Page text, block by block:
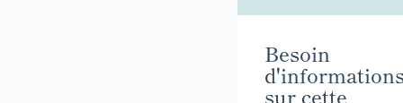
Besoin
sur cette